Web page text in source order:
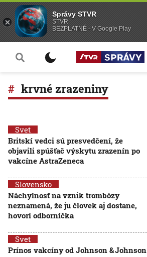
krvné zrazeniny
Svet
Britskí vedci sú presvedčení, že
objavili spúšťač výskytu zrazenín po
vakcíne AstraZeneca
Slovensko
Náchylnosť na vznik trombózy
neznamená, že ju človek aj dostane,
hovorí odborníčka
Svet
Prínos vakcíny od Johnson & Johnson
Správy STVR
STVR
BEZPLATNÉ - V Google Play